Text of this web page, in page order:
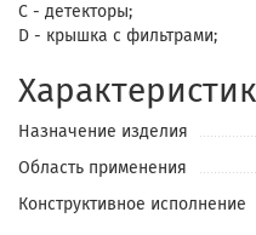
C - детекторы;
D - крышка с фильтрами;
Назначение изделия
Область применения
Конструктивное исполнение